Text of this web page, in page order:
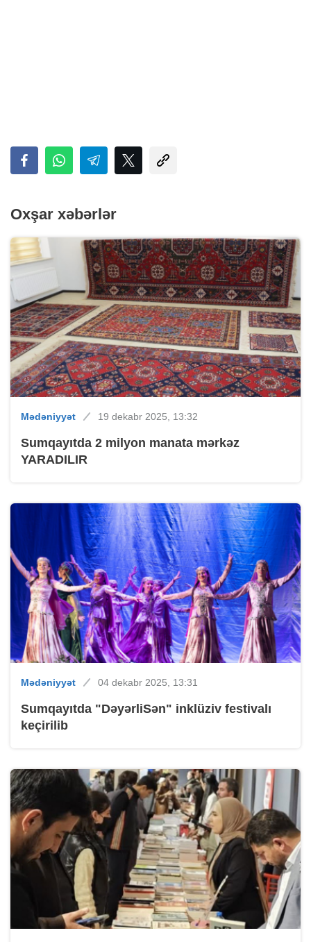
Oxşar xəbərlər
Mədəniyyət 19 dekabr 2025, 13:32
Sumqayıtda 2 milyon manata mərkəz
YARADILIR
Mədəniyyət 04 dekabr 2025, 13:31
Sumqayıtda "DəyərliSən" inklüziv festivalı
keçirilib